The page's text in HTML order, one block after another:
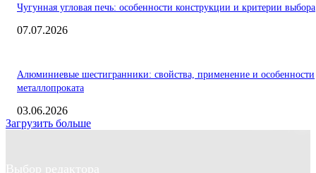
Чугунная угловая печь: особенности конструкции и критерии выбора
07.07.2026
Алюминиевые шестигранники: свойства, применение и особенности
металлопроката
03.06.2026
Загрузить больше
Выбор редактора